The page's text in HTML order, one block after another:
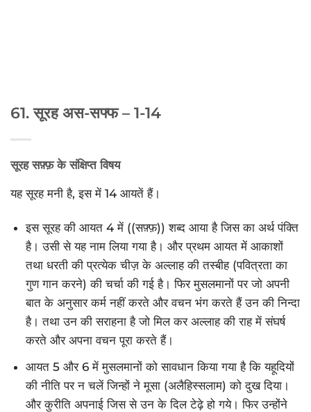
61. सूरह अस-सफ्फ – 1-14
सूरह सफ़्फ़ के संक्षिप्त विषय
यह सूरह मनी है, इस में 14 आयतें हैं।
इस सूरह की आयत 4 में ((सफ़्फ़)) शब्द आया है जिस का अर्थ पंक्ति
है। उसी से यह नाम लिया गया है। और प्रथम आयत में आकाशों
तथा धरती की प्रत्येक चीज़ के अल्लाह की तस्बीह (पवित्रता का
गुण गान करने) की चर्चा की गई है। फिर मुसलमानों पर जो अपनी
बात के अनुसार कर्म नहीं करते और वचन भंग करते हैं उन की निन्दा
है। तथा उन की सराहना है जो मिल कर अल्लाह की राह में संघर्ष
करते और अपना वचन पूरा करते हैं।
आयत 5 और 6 में मुसलमानों को सावधान किया गया है कि यहूदियों
की नीति पर न चलें जिन्हों ने मूसा (अलैहिस्सलाम) को दुख दिया।
और कुरीति अपनाई जिस से उन के दिल टेढ़े हो गये। फिर उन्होंने